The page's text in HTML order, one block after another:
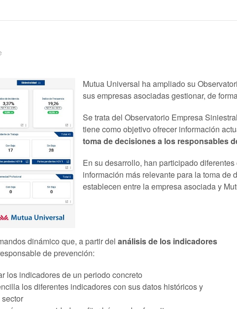
Mutua Universal ha ampliado su
sus empresas asociadas gestionar, de
Se trata del Observatorio Empresa
tiene como objetivo ofrecer información
toma de decisiones a los responsables
En su desarrollo, han participado
información más relevante para la toma
establecen entre la empresa asociada y
dinámico que, a partir del análisis de los indicadores
de prevención:
los indicadores de un periodo concreto
los diferentes indicadores con sus datos históricos y